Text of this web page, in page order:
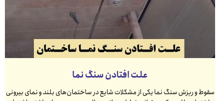
علت افتادن سنگ نما
سقوط و ریزش سنگ نما یکی از مشکلات شایع در ساختمان‌های بلند و نمای بیرونی